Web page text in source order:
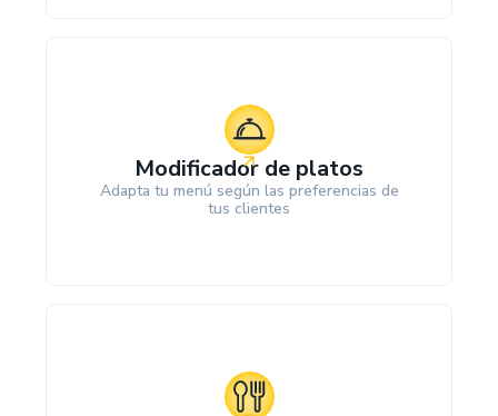
Modificador de platos
Adapta tu menú según las preferencias de
tus clientes